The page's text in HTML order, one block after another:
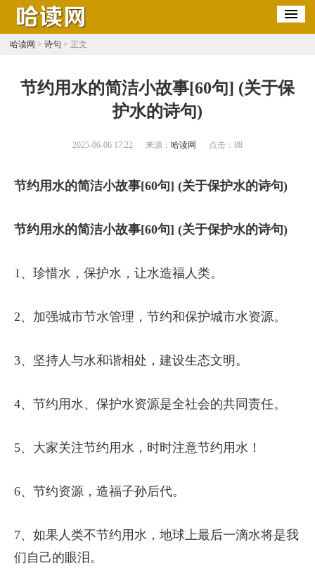
哈读网 > 诗句 > 正文
​节约用水的简洁小故事[60句] (关于保
护水的诗句)
2025-06-06 17:22 来源： 哈读网 点击： 88
节约用水的简洁小故事[60句] (关于保护水的诗句)
节约用水的简洁小故事[60句] (关于保护水的诗句)
1、珍惜水，保护水，让水造福人类。
2、加强城市节水管理，节约和保护城市水资源。
3、坚持人与水和谐相处，建设生态文明。
4、节约用水、保护水资源是全社会的共同责任。
5、大家关注节约用水，时时注意节约用水！
6、节约资源，造福子孙后代。
7、如果人类不节约用水，地球上最后一滴水将是我
们自己的眼泪。